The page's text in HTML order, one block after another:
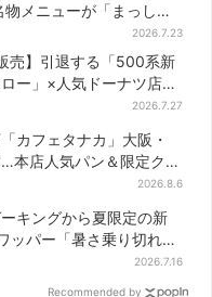
物メニューが「まっし
に…期間限定の2品が登場
2026.7.23
売】引退する「500系新
ー」×人気ドーナツ店が
2026.7.27
カフェタナカ」大阪・
本店人気パン＆限定クッ
2026.8.6
ーキングから夏限定の新
ッパー「暑さ乗り切れそ
2026.7.16
Recommended by